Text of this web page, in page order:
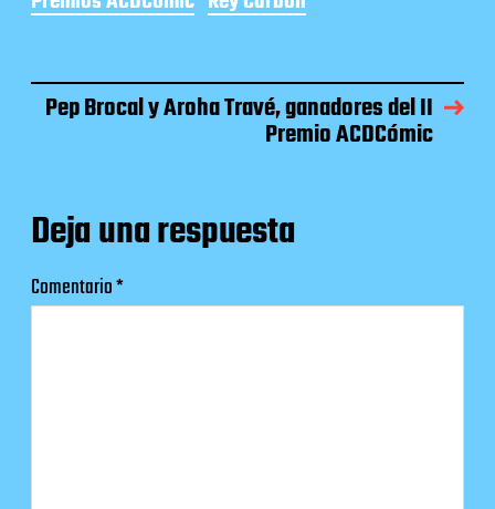
Pep Brocal y Aroha Travé, ganadores del II
Premio ACDCómic
Deja una respuesta
Comentario*